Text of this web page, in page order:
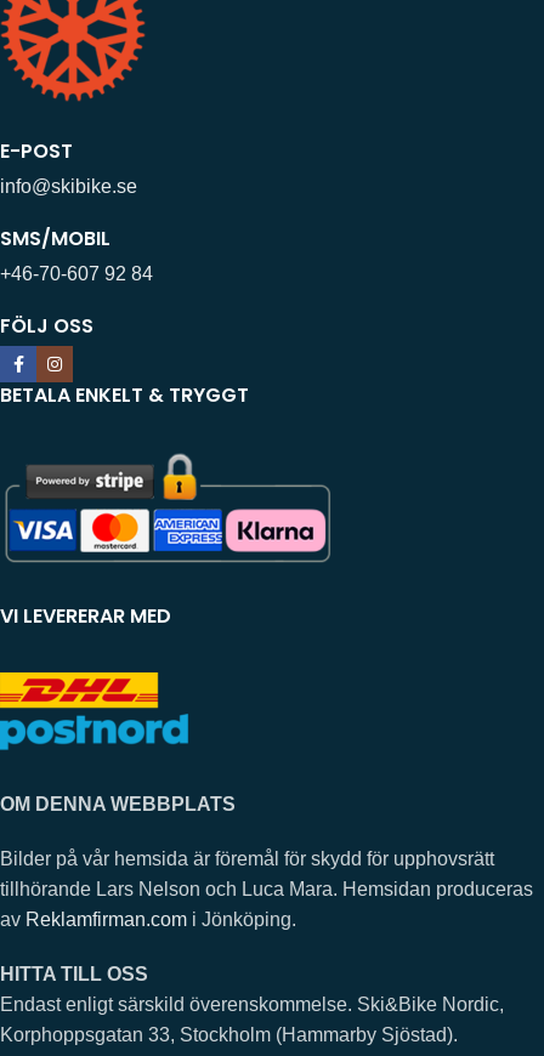
E-POST
info@skibike.se
SMS/MOBIL
+46-70-607 92 84
FÖLJ OSS
BETALA ENKELT & TRYGGT
VI LEVERERAR MED
OM DENNA WEBBPLATS
Bilder på vår hemsida är föremål för skydd för upphovsrätt
tillhörande Lars Nelson och Luca Mara. Hemsidan produceras
av Reklamfirman.com i Jönköping.
HITTA TILL OSS
Endast enligt särskild överenskommelse. Ski&Bike Nordic,
Korphoppsgatan 33, Stockholm (Hammarby Sjöstad).